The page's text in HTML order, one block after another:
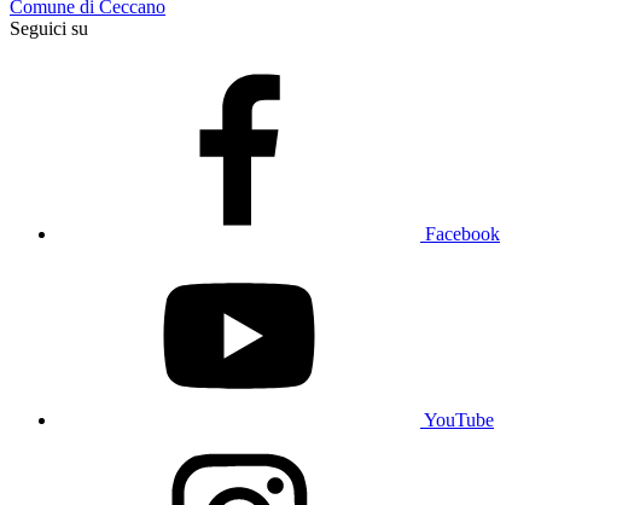
Comune di Ceccano
Seguici su
Facebook
YouTube